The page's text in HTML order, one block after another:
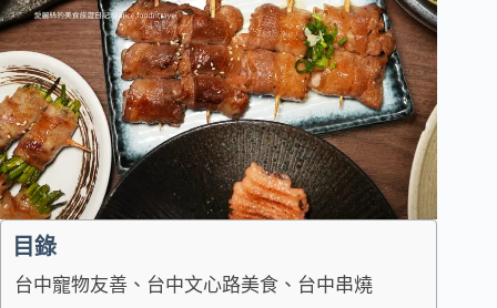
目錄
台中寵物友善、台中文心路美食、台中串燒